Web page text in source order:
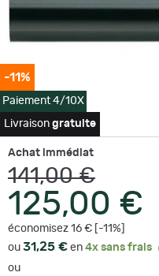
-11%
Paiement 4/10X
Livraison gratuite
Achat immédiat
141,00 €
125,00 €
économisez 16 € [-11%]
ou 31,25 € en 4x sans frais
ou